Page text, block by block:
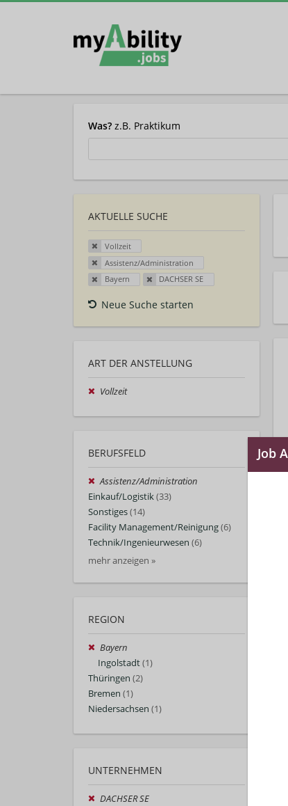
Was? z.B. Praktikum
AKTUELLE SUCHE
Vollzeit
Assistenz/Administration
Bayern
DACHSER SE
Neue Suche starten
ART DER ANSTELLUNG
Vollzeit
BERUFSFELD
Assistenz/Administration
Einkauf/Logistik(33)
Sonstiges(14)
Facility Management/Reinigung(6)
Technik/Ingenieurwesen (6)
mehr anzeigen »
REGION
Bayern
Ingolstadt(1)
Thüringen (2)
Bremen (1)
Niedersachsen (1)
UNTERNEHMEN
DACHSER SE